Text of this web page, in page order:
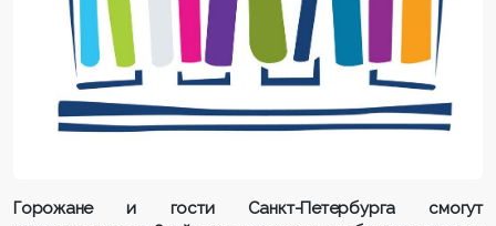
Горожане и гости Санкт-Петербурга смогут